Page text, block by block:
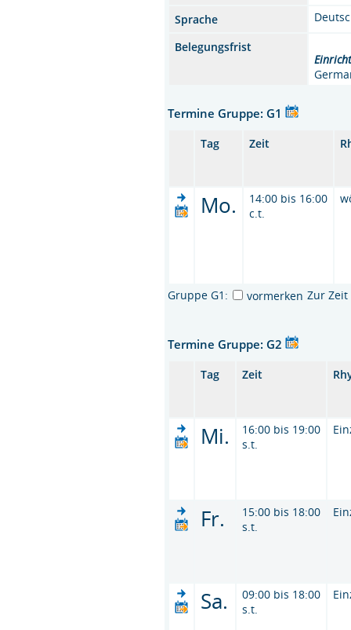
Sprache
Belegungsfrist
Termine Gruppe: G1
Tag Zeit
Mo.
14:00 bis 16:00
c.t.
Gruppe G1: vormerken Zur
Termine Gruppe: G2
Tag Zeit
Mi.
16:00 bis 19:00
s.t.
Fr.
15:00 bis 18:00
s.t.
Sa.
09:00 bis 18:00
s.t.